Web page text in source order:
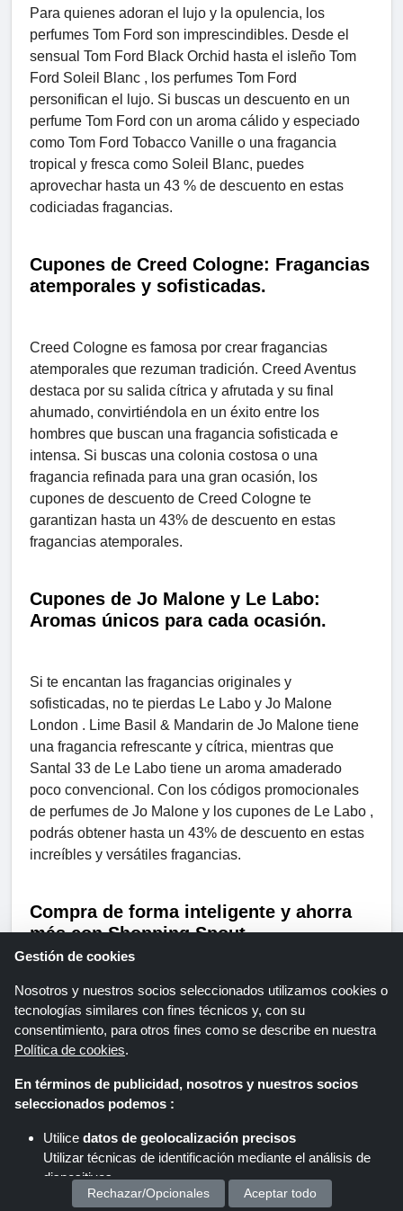
Para quienes adoran el lujo y la opulencia, los
perfumes Tom Ford son imprescindibles. Desde el
sensual Tom Ford Black Orchid hasta el isleño Tom
Ford Soleil Blanc , los perfumes Tom Ford
personifican el lujo. Si buscas un descuento en un
perfume Tom Ford con un aroma cálido y especiado
como Tom Ford Tobacco Vanille o una fragancia
tropical y fresca como Soleil Blanc, puedes
aprovechar hasta un 43 % de descuento en estas
codiciadas fragancias.
Cupones de Creed Cologne: Fragancias
atemporales y sofisticadas.
Creed Cologne es famosa por crear fragancias
atemporales que rezuman tradición. Creed Aventus
destaca por su salida cítrica y afrutada y su final
ahumado, convirtiéndola en un éxito entre los
hombres que buscan una fragancia sofisticada e
intensa. Si buscas una colonia costosa o una
fragancia refinada para una gran ocasión, los
cupones de descuento de Creed Cologne te
garantizan hasta un 43% de descuento en estas
fragancias atemporales.
Cupones de Jo Malone y Le Labo:
Aromas únicos para cada ocasión.
Si te encantan las fragancias originales y
sofisticadas, no te pierdas Le Labo y Jo Malone
London . Lime Basil & Mandarin de Jo Malone tiene
una fragancia refrescante y cítrica, mientras que
Santal 33 de Le Labo tiene un aroma amaderado
poco convencional. Con los códigos promocionales
de perfumes de Jo Malone y los cupones de Le Labo ,
podrás obtener hasta un 43% de descuento en estas
increíbles y versátiles fragancias.
Compra de forma inteligente y ahorra
más con Shopping Spout.
En Shopping Spout , creemos que el lujo no tiene por
qué ser caro. Por eso, hemos seleccionado los
mejores cupones de descuento para perfumes de
marcas premium como Chanel , Dior , Gucci , Tom
Ford y más. Con cupones que ofrecen hasta un 69%
de descuento, podrás disfrutar de muchas fragancias
presupuesto. Ya sea para un regalo o para darte un
capricho, estos cupones de perfumes te permiten
disfrutar del lujo por menos. ¡No te la pierdas!
Gestión de cookies
Nosotros y nuestros socios seleccionados utilizamos cookies o
tecnologías similares con fines técnicos y, con su
consentimiento, para otros fines como se describe en nuestra
Política de cookies.
En términos de publicidad, nosotros y nuestros socios
seleccionados podemos :
Utilice datos de geolocalización precisos
Utilizar técnicas de identificación mediante el análisis de
dispositivos.
Almacenar y/o acceder a información en un dispositivo
Rechazar/Opcionales Aceptar todo